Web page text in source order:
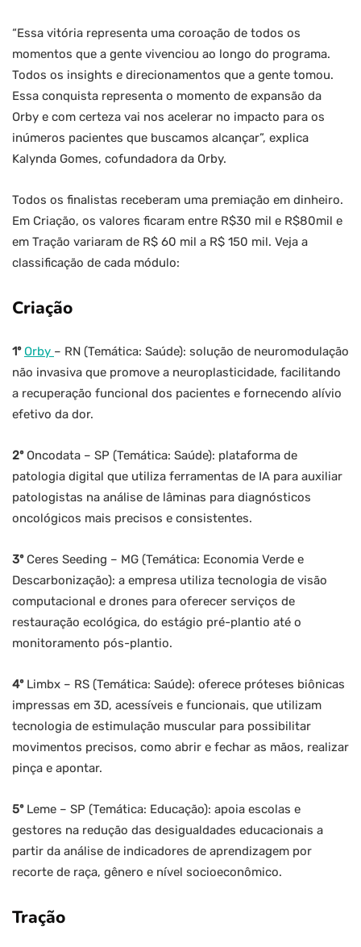
“Essa vitória representa uma coroação de todos os
momentos que a gente vivenciou ao longo do programa.
Todos os insights e direcionamentos que a gente tomou.
Essa conquista representa o momento de expansão da
Orby e com certeza vai nos acelerar no impacto para os
inúmeros pacientes que buscamos alcançar”, explica
Kalynda Gomes, cofundadora da Orby.
Todos os finalistas receberam uma premiação em dinheiro.
Em Criação, os valores ficaram entre R$30 mil e R$80mil e
em Tração variaram de R$ 60 mil a R$ 150 mil. Veja a
classificação de cada módulo:
Criação
1º Orby – RN (Temática: Saúde): solução de neuromodulação
não invasiva que promove a neuroplasticidade, facilitando
a recuperação funcional dos pacientes e fornecendo alívio
efetivo da dor.
2º Oncodata – SP (Temática: Saúde): plataforma de
patologia digital que utiliza ferramentas de IA para auxiliar
patologistas na análise de lâminas para diagnósticos
oncológicos mais precisos e consistentes.
3ºCeres Seeding – MG (Temática: Economia Verde e
Descarbonização): a empresa utiliza tecnologia de visão
computacional e drones para oferecer serviços de
restauração ecológica, do estágio pré-plantio até o
monitoramento pós-plantio.
4ºLimbx – RS (Temática: Saúde): oferece próteses biônicas
impressas em 3D, acessíveis e funcionais, que utilizam
tecnologia de estimulação muscular para possibilitar
movimentos precisos, como abrir e fechar as mãos, realizar
pinça e apontar.
5ºLeme – SP (Temática: Educação): apoia escolas e
gestores na redução das desigualdades educacionais a
partir da análise de indicadores de aprendizagem por
recorte de raça, gênero e nível socioeconômico.
Tração